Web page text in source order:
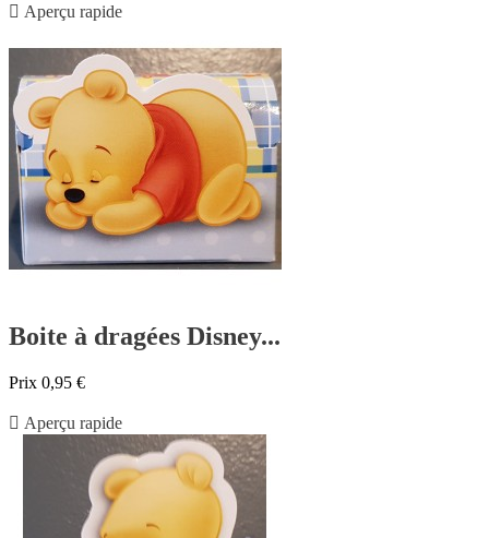
 Aperçu rapide
Boite à dragées Disney...
Prix 0,95 €
 Aperçu rapide